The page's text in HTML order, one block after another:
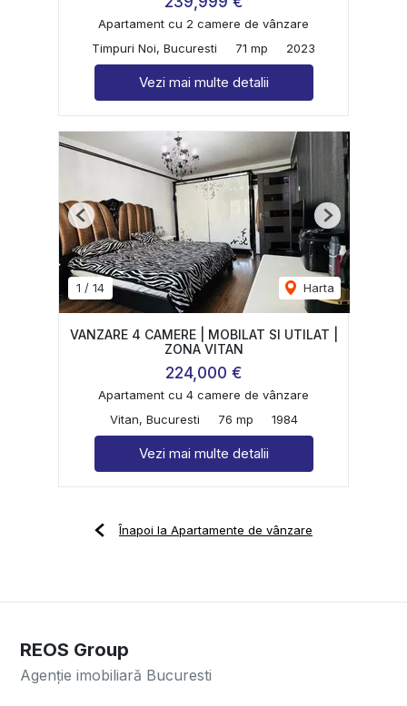
Apartament cu 2 camere de vânzare
Timpuri Noi, Bucuresti
71 mp 2023
Vezi mai multe detalii
1 / 14 Harta
Previous Next
VANZARE 4 CAMERE | MOBILAT SI UTILAT |
ZONA VITAN
224,000 €
Apartament cu 4 camere de vânzare
Vitan, Bucuresti
76 mp 1984
Vezi mai multe detalii
Înapoi la Apartamente de vânzare
REOS Group
Agenție imobiliară Bucuresti